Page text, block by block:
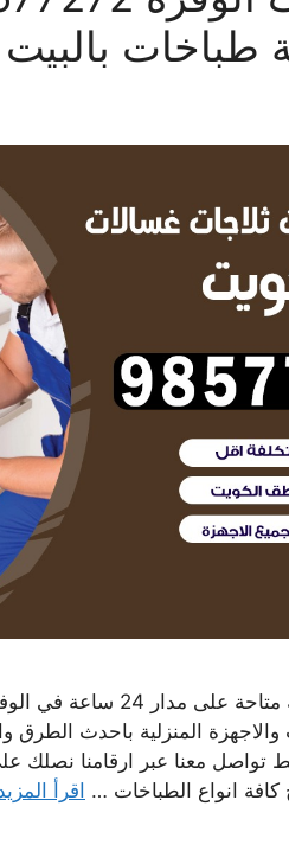
طباخات بالبيت
تصليح طباخات الوفرة
المنزلية باحدث الطرق
تواصل معنا عبر ارقامنا نصلك
انواع الطباخات … اقرأ